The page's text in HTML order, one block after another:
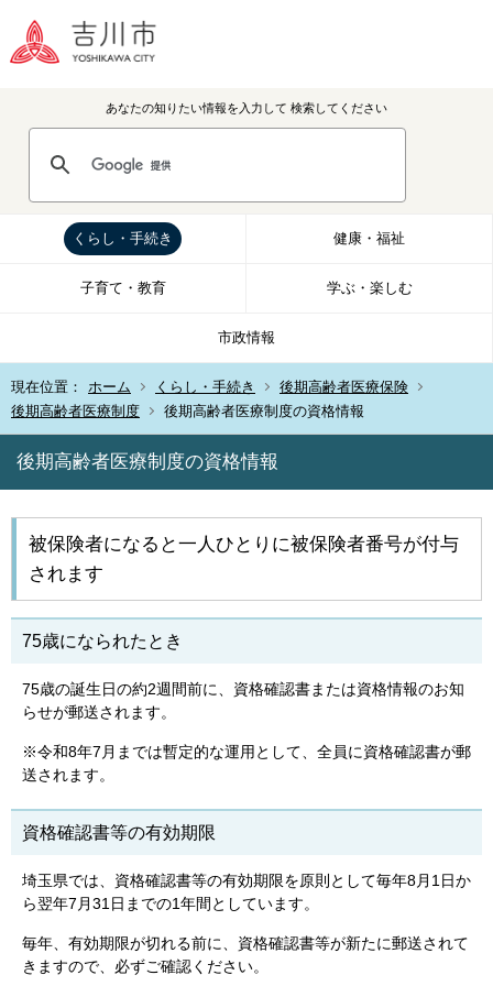
あなたの知りたい情報を入力して 検索してください
くらし・手続き 健康・福祉
子育て・教育 学ぶ・楽しむ
市政情報
現在位置： ホーム くらし・手続き
後期高齢者医療保険
後期高齢者医療制度
後期高齢者医療制度の資格情報
後期高齢者医療制度の資格情報
被保険者になると一人ひとりに被保険者番号が付与
されます
75歳になられたとき
75歳の誕生日の約2週間前に、資格確認書または資格情報のお知
らせが郵送されます。
※令和8年7月までは暫定的な運用として、全員に資格確認書が郵
送されます。
資格確認書等の有効期限
埼玉県では、資格確認書等の有効期限を原則として毎年8月1日か
ら翌年7月31日までの1年間としています。
毎年、有効期限が切れる前に、資格確認書等が新たに郵送されて
きますので、必ずご確認ください。